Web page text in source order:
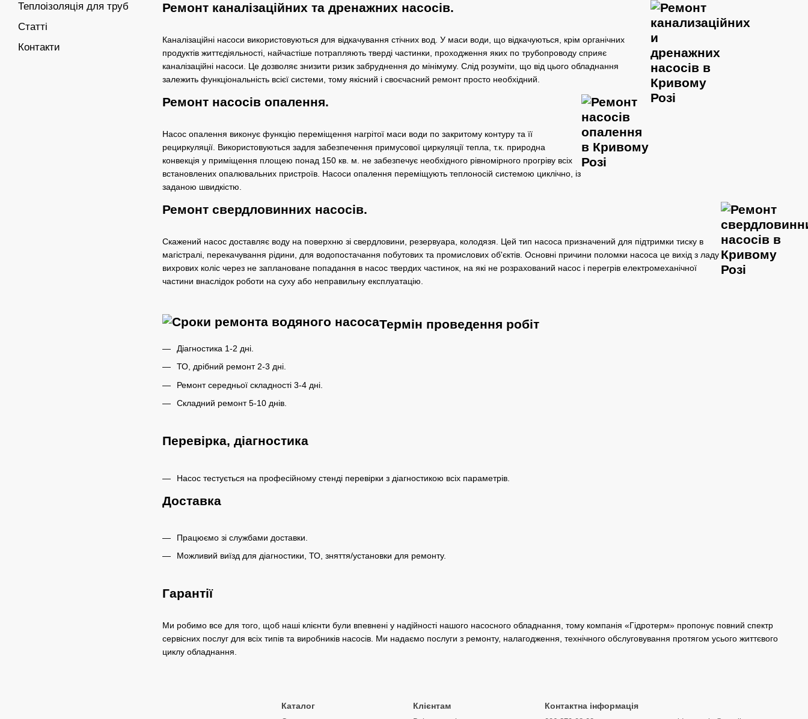
Ремонт каналізаційних та дренажних насосів.
Каналізаційні насоси використовуються для відкачування стічних вод. У маси води, що відкачуються, крім органічних
продуктів життєдіяльності, найчастіше потрапляють тверді частинки, проходження яких по трубопроводу сприяє
каналізаційні насоси. Це дозволяє знизити ризик забруднення до мінімуму. Слід розуміти, що від цього обладнання
залежить функціональність всієї системи, тому якісний і своєчасний ремонт просто необхідний.
Ремонт насосів опалення.
Насос опалення виконує функцію переміщення нагрітої маси води по закритому контуру та її
рециркуляції. Використовуються задля забезпечення примусової циркуляції тепла, т.к. природна
конвекція у приміщення площею понад 150 кв. м. не забезпечує необхідного рівномірного прогріву всіх
встановлених опалювальних пристроїв. Насоси опалення переміщують теплоносій системою циклічно, із
заданою швидкістю.
Ремонт свердловинних насосів.
Скажений насос доставляє воду на поверхню зі свердловини, резервуара, колодязя. Цей тип насоса призначений для підтримки тиску в
магістралі, перекачування рідини, для водопостачання побутових та промислових об'єктів. Основні причини поломки насоса це вихід з ладу
вихрових коліс через не заплановане попадання в насос твердих частинок, на які не розрахований насос і перегрів електромеханічної
частини внаслідок роботи на суху або неправильну експлуатацію.
Термін проведення робіт
Діагностика 1-2 дні.
ТО, дрібний ремонт 2-3 дні.
Ремонт середньої складності 3-4 дні.
Складний ремонт 5-10 днів.
Перевірка, діагностика
Насос тестується на професійному стенді перевірки з діагностикою всіх параметрів.
Доставка
Працюємо зі службами доставки.
Можливий виїзд для діагностики, ТО, зняття/установки для ремонту.
Гарантії
Ми робимо все для того, щоб наші клієнти були впевнені у надійності нашого насосного обладнання, тому компанія «Гідротерм» пропонує повний спектр
сервісних послуг для всіх типів та виробників насосів. Ми надаємо послуги з ремонту, налагодження, технічного обслуговування протягом усього життєвого
циклу обладнання.
Теплоізоляція для труб
Статті
Контакти
Каталог Клієнтам Контактна інформація